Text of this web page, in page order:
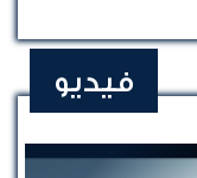
فيديو